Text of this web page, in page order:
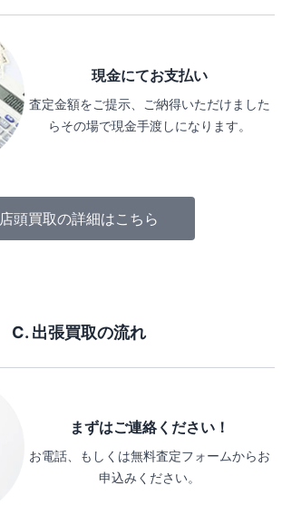
現金にてお支払い
査定金額をご提示、ご納得いただけました
らその場で現金手渡しになります。
店頭買取の詳細はこちら
C. 出張買取の流れ
まずはご連絡ください！
お電話、もしくは無料査定フォームからお
申込みください。